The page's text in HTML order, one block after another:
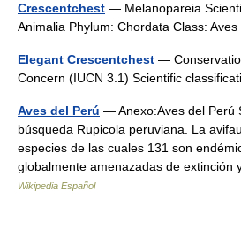
Crescentchest — Melanopareia
Animalia Phylum: Chordata Class:
Elegant Crescentchest —
Concern (IUCN 3.1) Scientific
Aves del Perú — Anexo:Aves del Perú
búsqueda Rupicola peruviana. La
especies de las cuales 131 son
globalmente amenazadas de
Wikipedia Español